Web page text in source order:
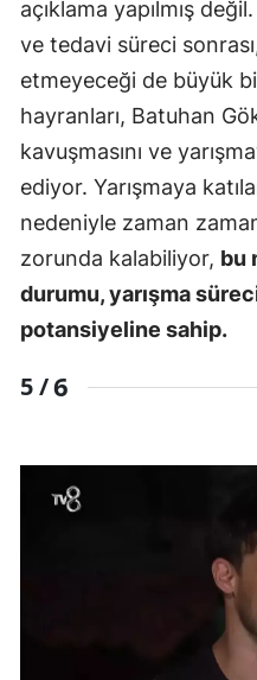
açıklama yapılmış
ve tedavi süreci
etmeyeceği de büyük
hayranları, Batuhan
kavuşmasını ve
ediyor. Yarışmaya
nedeniyle zaman
zorunda kalabiliyor, bu
durumu, yarışma
potansiyeline sahip.
5 /6